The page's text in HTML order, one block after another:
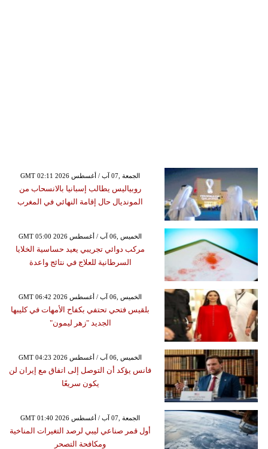
GMT 02:11 2026 الجمعة ,07 آب / أغسطس
روبياليس يطالب إسبانيا بالانسحاب من
المونديال حال إقامة النهائي في المغرب
GMT 05:00 2026 الخميس ,06 آب / أغسطس
مركب دوائي تجريبي يعيد حساسية الخلايا
السرطانية للعلاج في نتائج واعدة
GMT 06:42 2026 الخميس ,06 آب / أغسطس
بلقيس فتحي تحتفي بكفاح الأمهات في كليبها
الجديد "زهر ليمون"
GMT 04:23 2026 الخميس ,06 آب / أغسطس
فانس يؤكد أن التوصل إلى اتفاق مع إيران لن
يكون سريعًا
GMT 01:40 2026 الجمعة ,07 آب / أغسطس
أول قمر صناعي ليبي لرصد التغيرات المناخية
ومكافحة التصحر